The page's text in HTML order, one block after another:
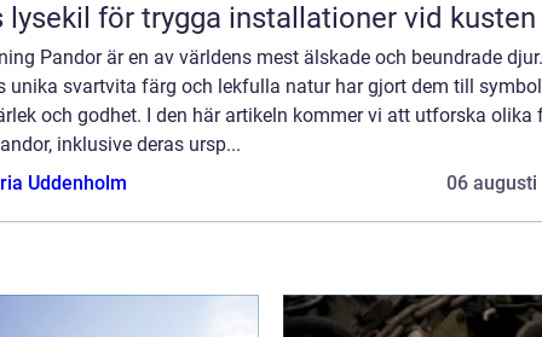
lysekil för trygga installationer vid kusten
Pandor är en av världens mest älskade och beundrade djur.
unika svartvita färg och lekfulla natur har gjort dem till
och godhet. I den här artikeln kommer vi att utforska olika
inklusive deras ursp...
Uddenholm
06 augusti